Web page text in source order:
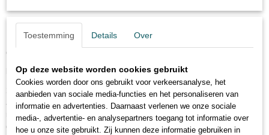
Retourformulier hier downloaden PDF-
document.
FAQ – Retour & Garantie
1. Hoe lang heb ik om mijn bestelling te retourneren?
Je hebt 14 dagen na ontvangst om ons te laten weten dat je wilt
retourneren (herroepen). Daarna heb je nog 14 dagen om het product
daadwerkelijk terug te sturen.
Toestemming Details Over
Op deze website worden cookies gebruikt
Cookies worden door ons gebruikt voor verkeersanalyse, het
aanbieden van sociale media-functies en het personaliseren van
informatie en advertenties. Daarnaast verlenen we onze sociale
media-, advertentie- en analysepartners toegang tot informatie over
hoe u onze site gebruikt. Zij kunnen deze informatie gebruiken in